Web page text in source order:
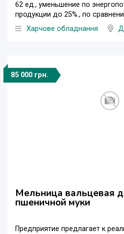
62 ед., уменьшение по
продукции до 25%., по
Харчове обладнання
85 000 грн.
Мельница вальцевая
пшеничной муки
Предприятие предлагает к